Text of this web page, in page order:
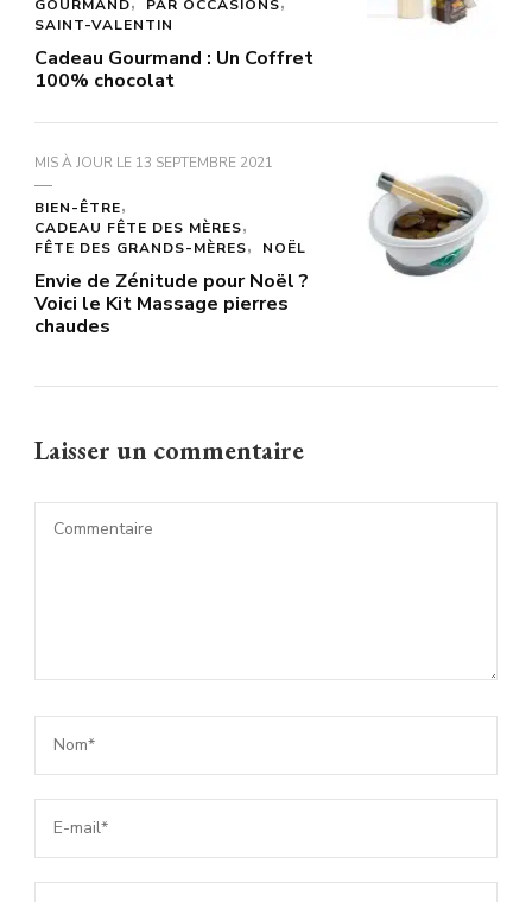
GOURMAND
PAR OCCASIONS
SAINT-VALENTIN
Cadeau Gourmand : Un Coffret
100% chocolat
MIS À JOUR LE 13 SEPTEMBRE 2021
BIEN-ÊTRE
CADEAU FÊTE DES MÈRES
FÊTE DES GRANDS-MÈRES
NOËL
Envie de Zénitude pour Noël ?
Voici le Kit Massage pierres
chaudes
Laisser un commentaire